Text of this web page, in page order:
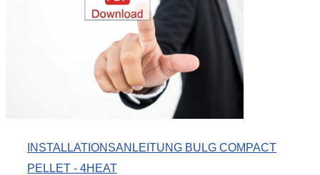
INSTALLATIONSANLEITUNG BULG COMPACT
PELLET - 4HEAT